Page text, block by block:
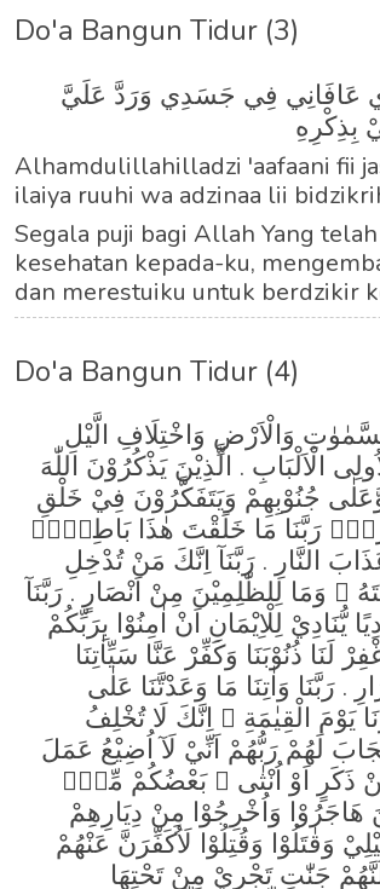
Do'a Bangun Tidur (3)
عَافَانِي فِي جَسَدِي وَرَدَّ عَلَيَّ
بِذِكْرِهِ
Alhamdulillahilladzi 'aafaani fii
ilaiya ruuhi wa adzinaa lii
Segala puji bagi Allah Yang
kesehatan kepada-ku,
dan merestuiku untuk berdzikir
Do'a Bangun Tidur (4)
وَالْاَرْضِ وَاخْتِلَافِ الَّيْلِ
الْاَلْبَابِ . الَّذِيْنَ يَذْكُرُوْنَ اللّٰهَ
وَّعَلٰى جُنُوْبِهِمْ وَيَتَفَكَّرُوْنَ فِيْ خَلْقِ
رَبَّنَا مَا خَلَقْتَ هٰذَا بَاطِلًاۚ
النَّارِ . رَبَّنَآ اِنَّكَ مَنْ تُدْخِلِ
وَمَا لِلظّٰلِمِيْنَ مِنْ اَنْصَارٍ . رَبَّنَآ
يُّنَادِيْ لِلْاِيْمَانِ اَنْ اٰمِنُوْا بِرَبِّكُمْ
لَنَا ذُنُوْبَنَا وَكَفِّرْ عَنَّا سَيِّاٰتِنَا
. رَبَّنَا وَاٰتِنَا مَا وَعَدْتَّنَا عَلٰى
يَوْمَ الْقِيٰمَةِ ۗ اِنَّكَ لَا تُخْلِفُ
لَهُمْ رَبُّهُمْ اَنِّيْ لَآ اُضِيْعُ عَمَلَ
ذَكَرٍ اَوْ اُنْثٰى ۚ بَعْضُكُمْ مِّنْۢ
وَاُخْرِجُوْا مِنْ دِيَارِهِمْ
وَقٰتَلُوْا وَقُتِلُوْا لَاُكَفِّرَنَّ عَنْهُمْ
جَنّٰتٍ تَجْرِيْ مِنْ تَحْتِهَا